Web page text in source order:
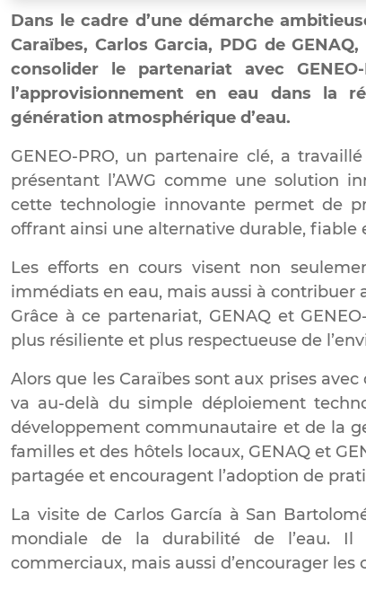
Dans le cadre d’une démarche
Caraïbes, Carlos Garcia, PDG de
consolider le partenariat avec
l’approvisionnement en eau dans
génération atmosphérique d’eau.
GENEO-PRO, un partenaire clé, a
présentant l’AWG comme une solution
cette technologie innovante permet de
offrant ainsi une alternative durable, fiable
Les efforts en cours visent non
immédiats en eau, mais aussi à
Grâce à ce partenariat, GENAQ et
plus résiliente et plus respectueuse de
Alors que les Caraïbes sont aux prises
va au-delà du simple déploiement
développement communautaire et de la
familles et des hôtels locaux, GENAQ et
partagée et encouragent l’adoption de
La visite de Carlos García à San
mondiale de la durabilité de l’eau. Il
commerciaux, mais aussi d’encourager